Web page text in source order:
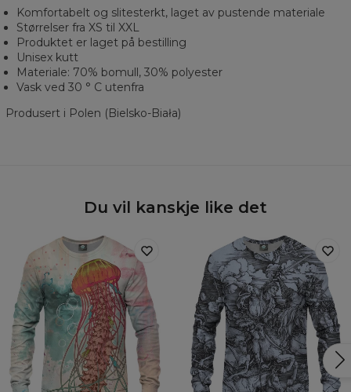
Komfortabelt og slitesterkt, laget av pustende materiale
Størrelser fra XS til XXL
Produktet er laget på bestilling
Unisex kutt
Materiale: 70% bomull, 30% polyester
Vask ved 30 ° C utenfra
Produsert i Polen (Bielsko-Biała)
Du vil kanskje like det